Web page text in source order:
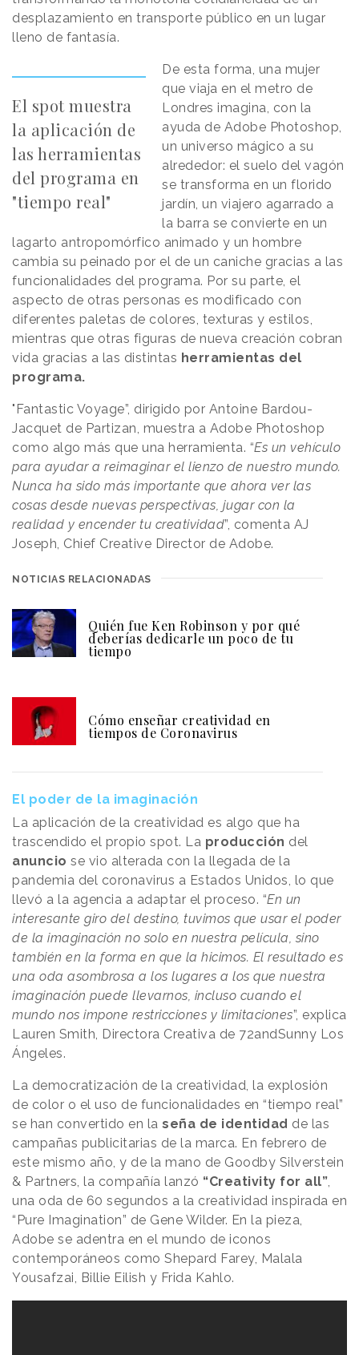
desplazamiento en transporte público en un lugar
lleno de fantasía.
El spot muestra
la aplicación de
las herramientas
del programa en
"tiempo real"
De esta forma, una mujer
que viaja en el metro de
Londres imagina, con la
ayuda de Adobe Photoshop,
un universo mágico a su
alrededor: el suelo del vagón
se transforma en un florido
jardín, un viajero agarrado a
la barra se convierte en un
lagarto antropomórfico animado y un hombre
cambia su peinado por el de un caniche gracias a las
funcionalidades del programa. Por su parte, el
aspecto de otras personas es modificado con
diferentes paletas de colores, texturas y estilos,
mientras que otras figuras de nueva creación cobran
vida gracias a las distintas herramientas del
programa.
"Fantastic Voyage”, dirigido por Antoine Bardou-
Jacquet de Partizan, muestra a Adobe Photoshop
como algo más que una herramienta. “Es un vehículo
para ayudar a reimaginar el lienzo de nuestro mundo.
Nunca ha sido más importante que ahora ver las
cosas desde nuevas perspectivas, jugar con la
realidad y encender tu creatividad”, comenta AJ
Joseph, Chief Creative Director de Adobe.
NOTICIAS RELACIONADAS
Quién fue Ken Robinson y por qué
deberías dedicarle un poco de tu
tiempo
Cómo enseñar creatividad en
tiempos de Coronavirus
El poder de la imaginación
La aplicación de la creatividad es algo que ha
trascendido el propio spot. La producción del
anuncio se vio alterada con la llegada de la
pandemia del coronavirus a Estados Unidos, lo que
llevó a la agencia a adaptar el proceso. “En un
interesante giro del destino, tuvimos que usar el poder
de la imaginación no solo en nuestra película, sino
también en la forma en que la hicimos. El resultado es
una oda asombrosa a los lugares a los que nuestra
imaginación puede llevarnos, incluso cuando el
mundo nos impone restricciones y limitaciones”, explica
Lauren Smith, Directora Creativa de 72andSunny Los
Ángeles.
La democratización de la creatividad, la explosión
de color o el uso de funcionalidades en “tiempo real”
se han convertido en la seña de identidad de las
campañas publicitarias de la marca. En febrero de
este mismo año, y de la mano de Goodby Silverstein
& Partners, la compañía lanzó “Creativity for all”,
una oda de 60 segundos a la creatividad inspirada en
“Pure Imagination” de Gene Wilder. En la pieza,
Adobe se adentra en el mundo de iconos
contemporáneos como Shepard Farey, Malala
Yousafzai, Billie Eilish y Frida Kahlo.